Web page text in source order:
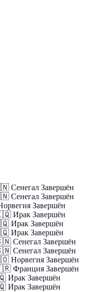
Сенегал Завершён
Сенегал Завершён
Завершён
Ирак Завершён
Ирак Завершён
Ирак Завершён
Сенегал Завершён
Сенегал Завершён
Норвегия Завершён
Франция Завершён
Ирак Завершён
Ирак Завершён